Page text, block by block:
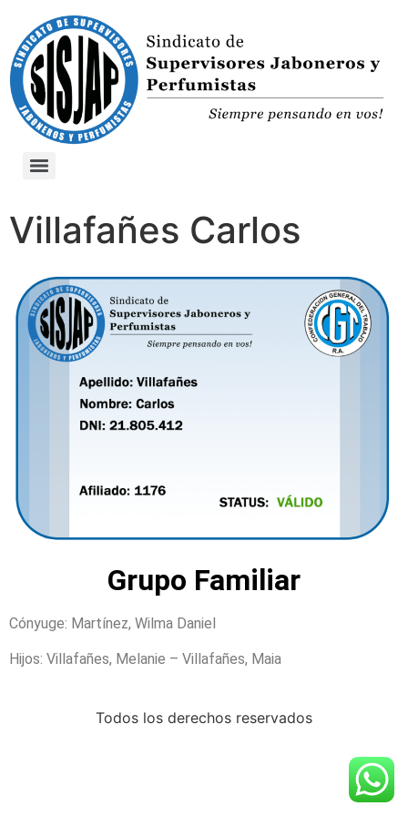
Villafañes Carlos
Grupo Familiar
Cónyuge: Martínez, Wilma Daniel
Hijos: Villafañes, Melanie – Villafañes, Maia
Todos los derechos reservados